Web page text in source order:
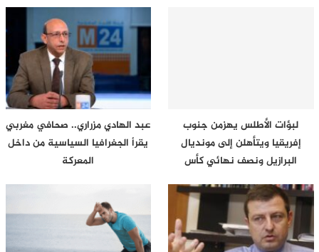
لبؤات الأطلس يهزمن جنوب
إفريقيا ويتأهلن إلى مونديال
البرازيل ونصف نهائي كأس
عبد الهادي مزراري.. صحافي مغربي
يقرأ الجغرافيا السياسية من داخل
المعركة